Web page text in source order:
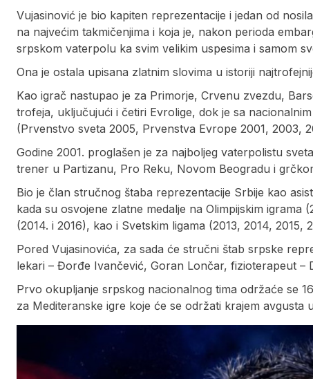
Vujasinović je bio kapiten reprezentacije i jedan od
na najvećim takmičenjima i koja je, nakon perioda
srpskom vaterpolu ka svim velikim uspesima i samom
Ona je ostala upisana zlatnim slovima u istoriji
Kao igrač nastupao je za Primorje, Crvenu zvezdu,
trofeja, uključujući i četiri Evrolige, dok je sa
(Prvenstvo sveta 2005, Prvenstva Evrope 2001, 2003,
Godine 2001. proglašen je za najboljeg vaterpolistu
trener u Partizanu, Pro Reku, Novom Beogradu i
Bio je član stručnog štaba reprezentacije Srbije kao
kada su osvojene zlatne medalje na Olimpijskim
(2014. i 2016), kao i Svetskim ligama (2013, 2014, 2015,
Pored Vujasinovića, za sada će stručni štab srpske
lekari – Đorđe Ivančević, Goran Lončar, fizioterapeut –
Prvo okupljanje srpskog nacionalnog tima održaće se
za Mediteranske igre koje će se održati krajem avgusta